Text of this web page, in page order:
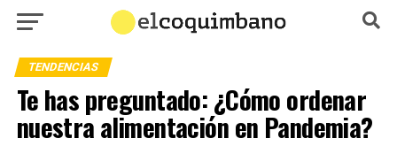
TENDENCIAS
Te has preguntado: ¿Cómo ordenar
nuestra alimentación en Pandemia?